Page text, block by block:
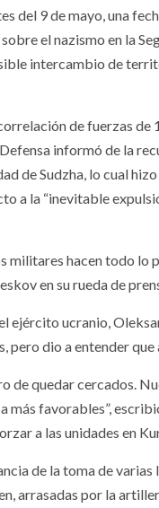
del 9 de mayo, una
el nazismo en la
intercambio de
de fuerzas
informó de la
de Sudzha, lo cual
a la “inevitable
militares hacen todo
en su rueda de
ejército ucranio,
pero dio a entender
de quedar cercados.
más favorables”,
a las unidades en
de la toma de
arrasadas por la